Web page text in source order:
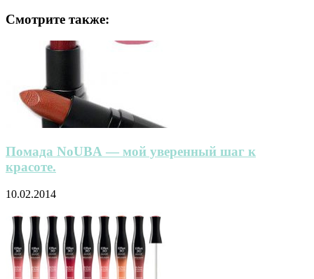
Смотрите также:
Помада NoUBA — мой уверенный шаг к
красоте.
10.02.2014